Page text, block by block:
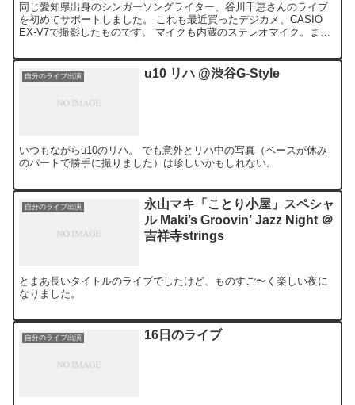
同じ愛知県出身のシンガーソングライター、谷川千恵さんのライブ
を初めてサポートしました。 これも最近買ったデジカメ、CASIO
EX-V7で撮影したものです。 マイクも内蔵のステレオマイク。まあ
自分のライブ出演 u10 リハ @渋谷G-Style
いつもながらu10のリハ。 でも意外とリハ中の写真（ベースが休み
のパートで勝手に撮りました）は珍しいかもしれない。
自分のライブ出演
永山マキ「ことり小屋」スペシャ
ル Maki’s Groovin’ Jazz Night ＠
吉祥寺strings
とまあ長いタイトルのライブでしたけど、ものすご〜く楽しい夜に
なりました。
自分のライブ出演 16日のライブ